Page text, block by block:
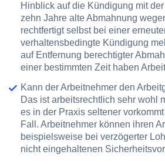
Hinblick auf die Kündigung mit
zehn Jahre alte Abmahnung
rechtfertigt selbst bei einer
verhaltensbedingte Kündigung
auf Entfernung berechtigter
einer bestimmten Zeit haben
Kann der Arbeitnehmer den
Das ist arbeitsrechtlich sehr wohl
es in der Praxis seltener
Fall. Arbeitnehmer können ihren
beispielsweise bei verzögerter
nicht eingehaltenen